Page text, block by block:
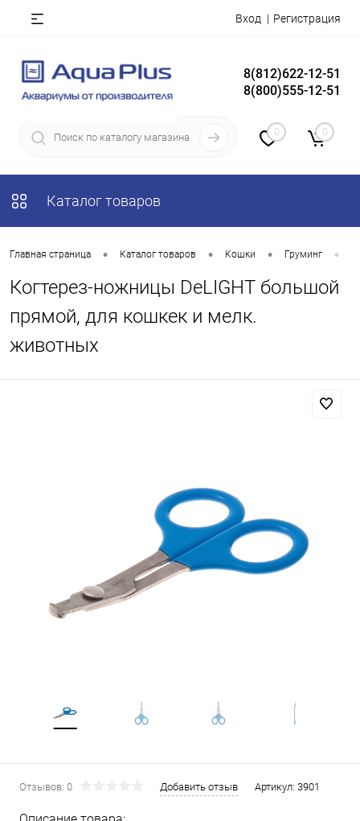
Вход Регистрация
8(812)622-12-51
8(800)555-12-51
0 0
Каталог товаров
Главная страница • Каталог товаров • Кошки • Груминг •
Когтерез-ножницы DeLIGHT большой
прямой, для кошкек и мелк.
животных
Отзывов: 0 Добавить отзыв Артикул: 3901